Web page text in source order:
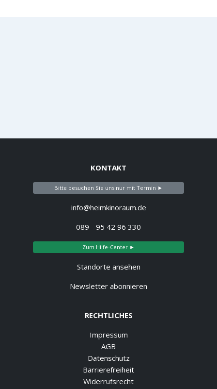
KONTAKT
Bitte besuchen Sie uns nur mit Termin ►
info@heimkinoraum.de
089 - 95 42 96 330
Zum Hilfe-Center ►
Standorte ansehen
Newsletter abonnieren
RECHTLICHES
Impressum
AGB
Datenschutz
Barrierefreiheit
Widerrufsrecht